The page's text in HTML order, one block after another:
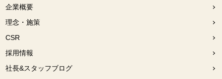
企業概要
理念・施策
CSR
採用情報
社長&スタッフブログ